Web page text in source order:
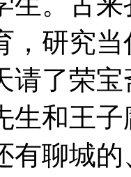
，研究
请了荣
生和王
有聊城